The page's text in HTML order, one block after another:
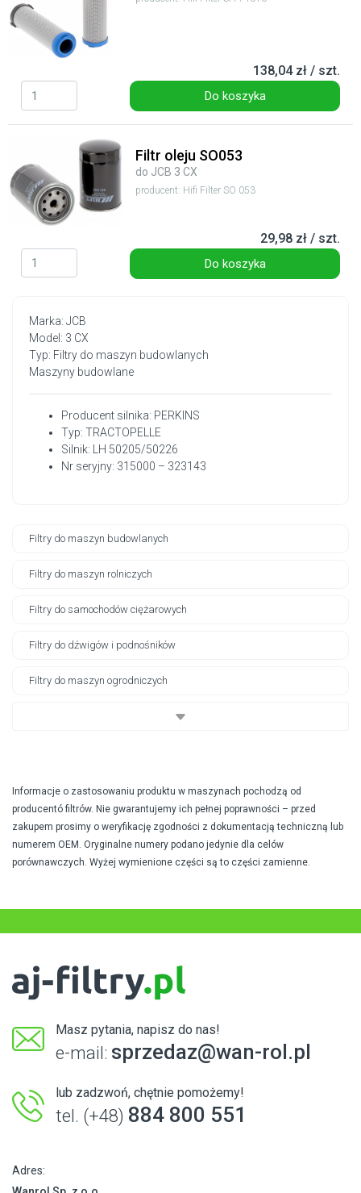
Marka: JCB
Model: 3 CX
Typ: Filtry do maszyn budowlanych
Maszyny budowlane
Producent silnika: PERKINS
Typ: TRACTOPELLE
Silnik: LH 50205/50226
Nr seryjny: 315000 – 323143
Filtry do maszyn budowlanych
Filtry do maszyn rolniczych
Filtry do samochodów ciężarowych
Filtry do dźwigów i podnośników
Filtry do maszyn ogrodniczych
138,04 zł / szt.
Do koszyka
Filtr oleju SO053
do JCB 3 CX
producent: Hifi Filter SO 053
29,98 zł / szt.
Do koszyka
Informacje o zastosowaniu produktu w maszynach pochodzą od
producentó filtrów. Nie gwarantujemy ich pełnej poprawności – przed
zakupem prosimy o weryfikację zgodności z dokumentacją techniczną lub
numerem OEM. Oryginalne numery podano jedynie dla celów
porównawczych. Wyżej wymienione części są to części zamienne.
Masz pytania, napisz do nas!
e-mail: sprzedaz@wan-rol.pl
lub zadzwoń, chętnie pomożemy!
tel. (+48) 884 800 551
Adres: